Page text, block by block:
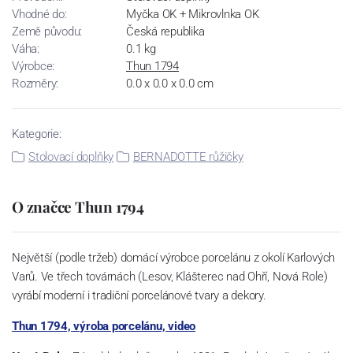
Vhodné do:
Myčka OK + Mikrovlnka OK
Země původu:
Česká republika
Váha:
0.1 kg
Výrobce:
Thun 1794
Rozměry:
0.0 x 0.0 x 0.0 cm
Kategorie:
Stolovací doplňky
BERNADOTTE růžičky
O značce Thun 1794
Největší (podle tržeb) domácí výrobce porcelánu z okolí Karlových
Varů. Ve třech továrnách (Lesov, Klášterec nad Ohří, Nová Role)
vyrábí moderní i tradiční porcelánové tvary a dekory.
Thun 1794, výroba porcelánu, video